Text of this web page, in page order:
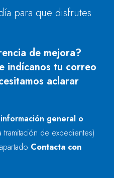
para que disfrutes
de mejora?
indícanos tu correo
aclarar
información general o
tramitación de expedientes)
Contacta con